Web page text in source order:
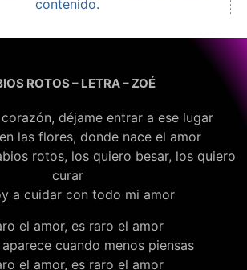
contenido.
ROTOS – LETRA – ZOÉ
déjame entrar a ese lugar
las flores, donde nace el amor
rotos, los quiero besar, los quiero
curar
a cuidar con todo mi amor
el amor, es raro el amor
cuando menos piensas
el amor, es raro el amor